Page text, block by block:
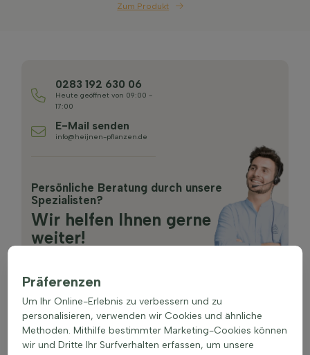
Zum Produkt
0283 192 630 06
Heute geöffnet von 09:00 -
17:00
E-Mail senden
info@heijnen-pflanzen.de
Persönliche Beratung durch unsere
Spezialisten?
Wir helfen Ihnen gerne
weiter!
Präferenzen
Um Ihr Online-Erlebnis zu verbessern und zu
personalisieren, verwenden wir Cookies und ähnliche
Methoden. Mithilfe bestimmter Marketing-Cookies können
wir und Dritte Ihr Surfverhalten erfassen, um unsere